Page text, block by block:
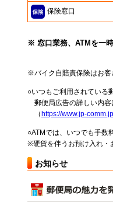
保険窓口
※ 窓口業務、ATMを一
※バイク自賠責保険はお客
○いつもご利用されている
郵便局広告の詳しい内容
（ https://www.jp-
○ATMでは、いつでも手数
※硬貨を伴うお預け入れ・
お知らせ